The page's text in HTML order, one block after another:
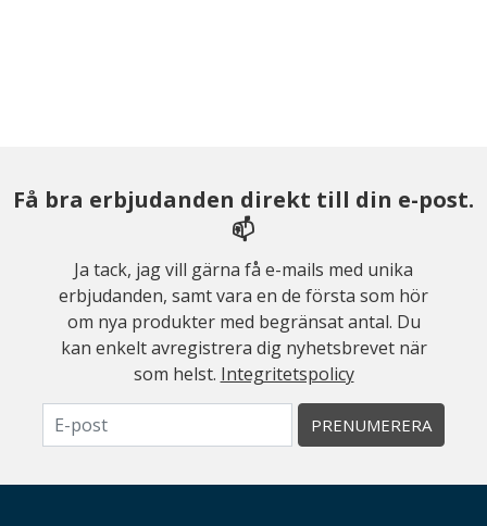
Få bra erbjudanden direkt till din e-post.
📫
Ja tack, jag vill gärna få e-mails med unika
erbjudanden, samt vara en de första som hör
om nya produkter med begränsat antal. Du
kan enkelt avregistrera dig nyhetsbrevet när
som helst. Integritetspolicy
PRENUMERERA